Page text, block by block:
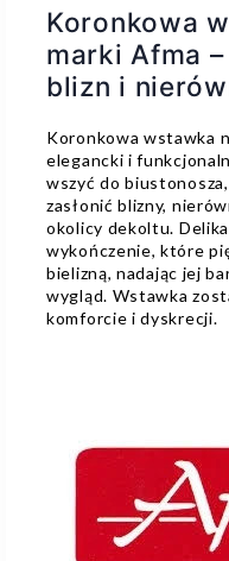
Koronkowa
marki Afma
blizn i
Koronkowa wstawka
elegancki i
wszyć do
zasłonić blizny,
okolicy dekoltu.
wykończenie, które
bielizną, nadając jej
wygląd. Wstawka
komforcie i dyskrecji.